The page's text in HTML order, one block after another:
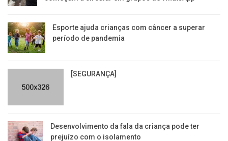
Esporte ajuda crianças com câncer a superar
período de pandemia
[SEGURANÇA]
Desenvolvimento da fala da criança pode ter
prejuízo com o isolamento